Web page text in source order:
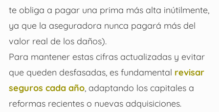
te obliga a pagar una prima más alta inútilmente,
ya que la aseguradora nunca pagará más del
valor real de los daños).
Para mantener estas cifras actualizadas y evitar
que queden desfasadas, es fundamental revisar
seguros cada año, adaptando los capitales a
reformas recientes o nuevas adquisiciones.